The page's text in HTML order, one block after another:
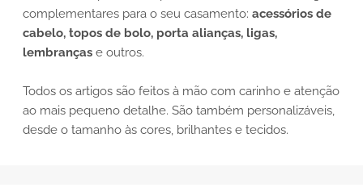
complementares para o seu casamento: acessórios de
cabelo, topos de bolo, porta alianças, ligas,
lembranças e outros.
Todos os artigos são feitos à mão com carinho e atenção
ao mais pequeno detalhe. São também personalizáveis,
desde o tamanho às cores, brilhantes e tecidos.